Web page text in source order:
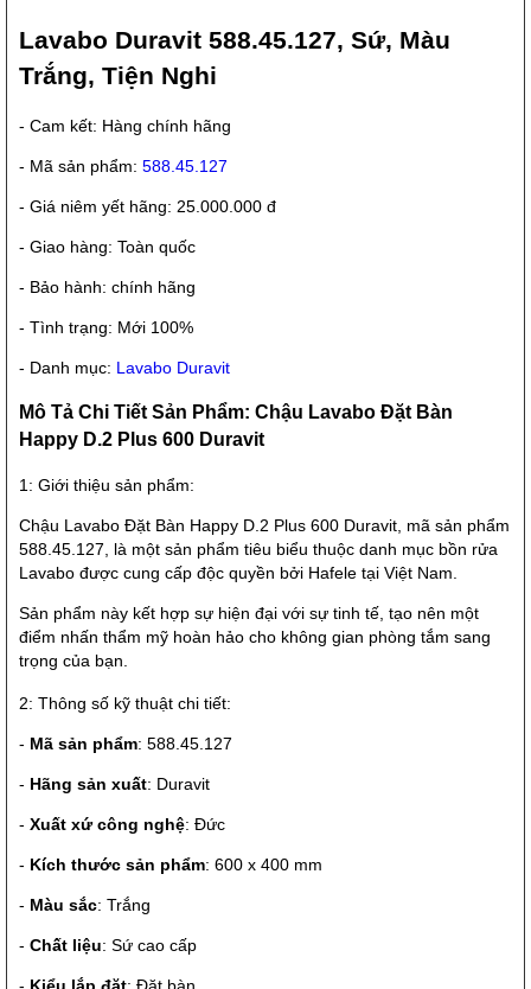
Lavabo Duravit 588.45.127, Sứ, Màu
Trắng, Tiện Nghi
- Cam kết: Hàng chính hãng
- Mã sản phẩm: 588.45.127
- Giá niêm yết hãng: 25.000.000 đ
- Giao hàng: Toàn quốc
- Bảo hành: chính hãng
- Tình trạng: Mới 100%
- Danh mục: Lavabo Duravit
Mô Tả Chi Tiết Sản Phẩm: Chậu Lavabo Đặt Bàn
Happy D.2 Plus 600 Duravit
1: Giới thiệu sản phẩm:
Chậu Lavabo Đặt Bàn Happy D.2 Plus 600 Duravit, mã sản phẩm
588.45.127, là một sản phẩm tiêu biểu thuộc danh mục bồn rửa
Lavabo được cung cấp độc quyền bởi Hafele tại Việt Nam.
Sản phẩm này kết hợp sự hiện đại với sự tinh tế, tạo nên một
điểm nhấn thẩm mỹ hoàn hảo cho không gian phòng tắm sang
trọng của bạn.
2: Thông số kỹ thuật chi tiết:
- Mã sản phẩm: 588.45.127
- Hãng sản xuất: Duravit
- Xuất xứ công nghệ: Đức
- Kích thước sản phẩm: 600 x 400 mm
- Màu sắc: Trắng
- Chất liệu: Sứ cao cấp